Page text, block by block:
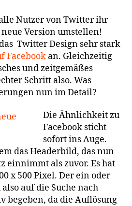
Nutzer von Twitter ihr
Version umstellen!
Twitter Design sehr stark
Facebook an. Gleichzeitig
und zeitgemäßes
Schritt also. Was
nun im Detail?
Die Ähnlichkeit zu
Facebook sticht
sofort ins Auge.
das Headerbild, das nun
einnimmt als zuvor. Es hat
x 500 Pixel. Der ein oder
auf die Suche nach
begeben, da die Auflösung